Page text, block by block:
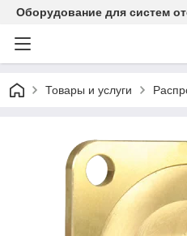
Оборудование для систем
Товары и услуги